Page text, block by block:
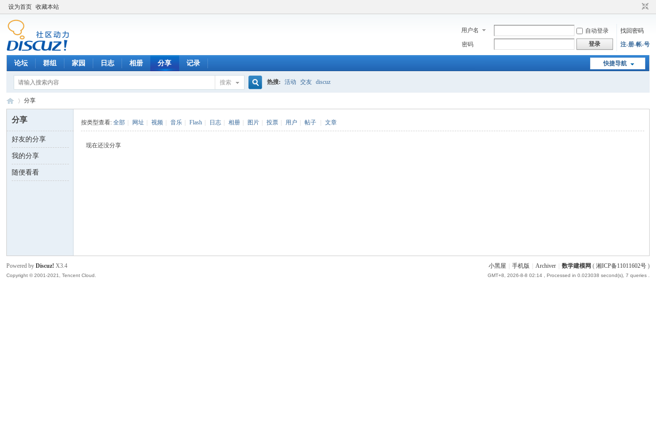
设为首页 收藏本站
用户名 自动登录
找回密码
密码
登录 注-册-帐-号
快捷导航
论坛 群组 家园 日志 相册 分享 记录
搜索 热搜: 活动 交友 discuz
数 ›
分享
分享
好友的分享
我的分享
随便看看
按类型查看:全部 网址 视频 音乐 Flash 日志 相册 图片 投票 用户 帖子 文章
现在还没分享
小黑屋 手机版 Archiver 数学建模网 ( 湘ICP备11011602号)
GMT+8, 2026-8-8 02:14, Processed in 0.023038 second(s), 7 queries .
Powered byDiscuz! X3.4
Copyright © 2001-2021, Tencent Cloud.